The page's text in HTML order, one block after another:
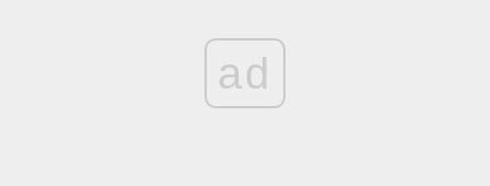
ad